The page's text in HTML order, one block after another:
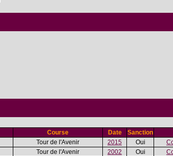
Course Date Sanction
Tour de l'Avenir 2015 Oui
Tour de l'Avenir 2002 Oui